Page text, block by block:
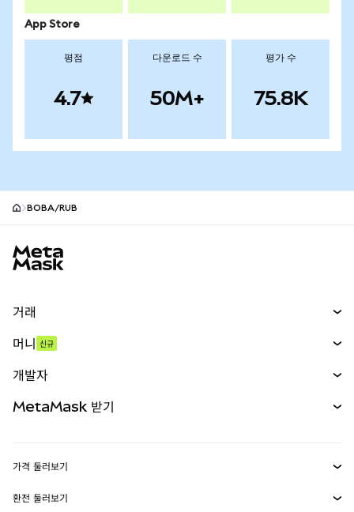
App Store
평점
4.7
다운로드 수
50M+
평가 수
75.8K
BOBA/RUB
거래
무기한 선물
실물자산
머니 신규
개발자
MetaMask Connect
MetaMask 받기
가격 둘러보기
이더리움 가격
환전 둘러보기